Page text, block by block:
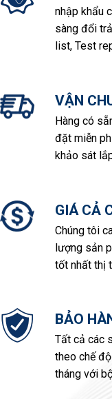
nhập khẩu
sàng đổi
list, Test
VẬN
Hàng có
đặt miễn
khảo sát
GIÁ CẢ
Chúng tôi
lượng sản
tốt nhất thị
BẢO
Tất cả các
theo chế
tháng với